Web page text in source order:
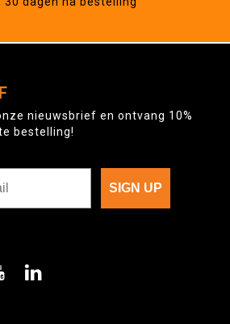
nieuwsbrief en ontvang 10%
bestelling!
SIGN UP